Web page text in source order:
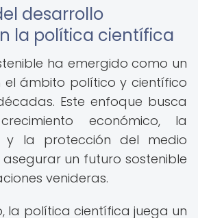
desarrollo
la política científica
ha emergido como un
el ámbito político y científico
Este enfoque busca
económico, la
y la protección del medio
un futuro sostenible
venideras.
la política científica juega un